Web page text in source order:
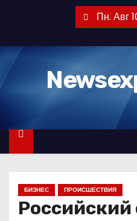
т
к
Пн. Авг
БИЗНЕС ПРОИСШЕСТВИЯ
Российский